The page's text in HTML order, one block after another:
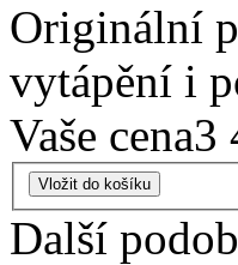
Originální
vytápění i
Vaše cena3
Vložit do košíku
Další